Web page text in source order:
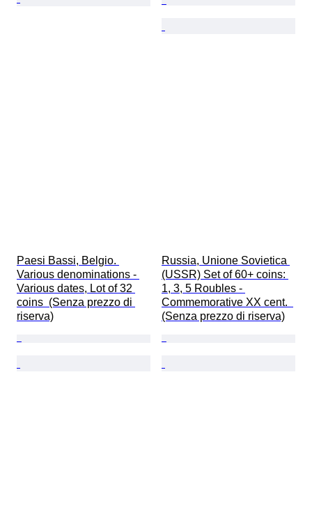
Paesi Bassi, Belgio.
Various denominations -
Various dates, Lot of 32
coins  (Senza prezzo di
riserva)
Russia, Unione Sovietica
(USSR) Set of 60+ coins:
1, 3, 5 Roubles -
Commemorative XX cent.
(Senza prezzo di riserva)